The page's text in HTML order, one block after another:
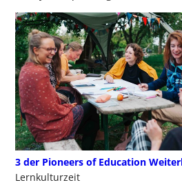
3 der Pioneers of Education
Lernkulturzeit